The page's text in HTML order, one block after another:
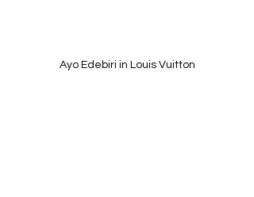
Ayo Edebiri in Louis Vuitton